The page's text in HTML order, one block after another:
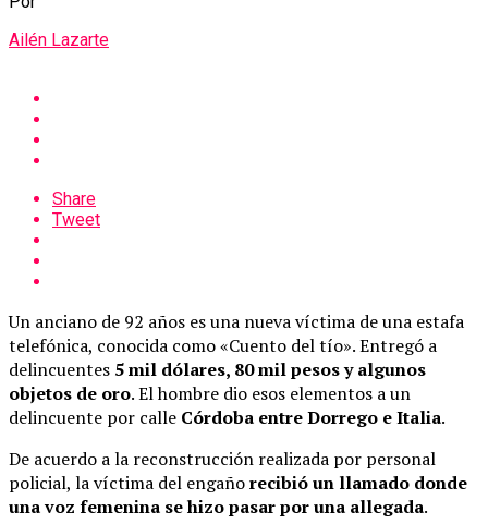
Ailén Lazarte
Share
Tweet
Un anciano de 92 años es una nueva víctima de una estafa
telefónica, conocida como «Cuento del tío». Entregó a
delincuentes 5 mil dólares, 80 mil pesos y algunos
objetos de oro. El hombre dio esos elementos a un
delincuente por calle Córdoba entre Dorrego e Italia.
De acuerdo a la reconstrucción realizada por personal
policial, la víctima del engañorecibió un llamado donde
una voz femenina se hizo pasar por una allegada.